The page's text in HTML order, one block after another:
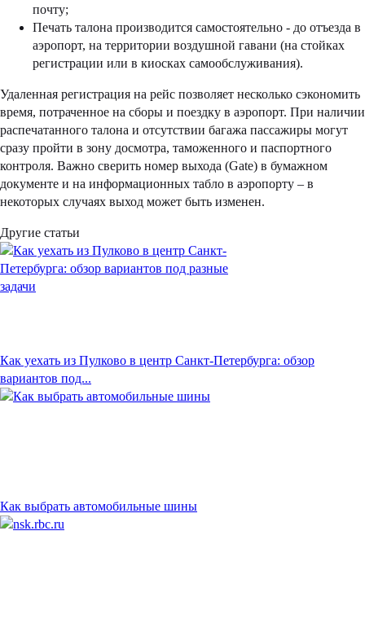
почту;
Печать талона производится самостоятельно - до отъезда в
аэропорт, на территории воздушной гавани (на стойках
регистрации или в киосках самообслуживания).
Удаленная регистрация на рейс позволяет несколько сэкономить
время, потраченное на сборы и поездку в аэропорт. При наличии
распечатанного талона и отсутствии багажа пассажиры могут
сразу пройти в зону досмотра, таможенного и паспортного
контроля. Важно сверить номер выхода (Gate) в бумажном
документе и на информационных табло в аэропорту – в
некоторых случаях выход может быть изменен.
Другие статьи
Как уехать из Пулково в центр Санкт-Петербурга: обзор
вариантов под...
Как выбрать автомобильные шины